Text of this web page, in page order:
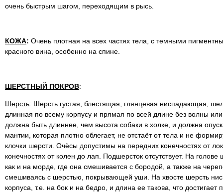
очень быстрым шагом, переходящим в рысь.
КОЖА: Очень плотная на всех частях тела, с темными
красного вина, особенно на спине.
ШЕРСТНЫЙ ПОКРОВ:
Шерсть: Шерсть густая, блестящая, глянцевая ниспадающая,
длинная по всему корпусу и прямая по всей длине без волны
должна быть длиннее, чем высота собаки в холке, и должна
мантии, которая плотно облегает, не отстаёт от тела и не
клочки шерсти. Очёсы допустимы на передних конечностях от
конечностях от колен до лап. Подшерсток отсутствует. На
как и на морде, где она смешивается с бородой, а также на
смешиваясь с шерстью, покрывающей уши. На хвосте шерсть
корпуса, т.е. на бок и на бедро, и длина ее такова, что достигает